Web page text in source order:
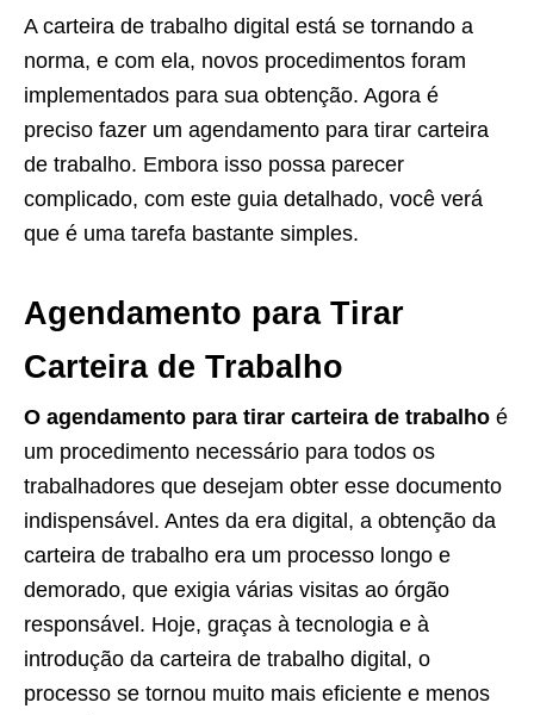
A carteira de trabalho digital está se tornando a
norma, e com ela, novos procedimentos foram
implementados para sua obtenção. Agora é
preciso fazer um agendamento para tirar carteira
de trabalho. Embora isso possa parecer
complicado, com este guia detalhado, você verá
que é uma tarefa bastante simples.
Agendamento para Tirar
Carteira de Trabalho
O agendamento para tirar carteira de trabalho é
um procedimento necessário para todos os
trabalhadores que desejam obter esse documento
indispensável. Antes da era digital, a obtenção da
carteira de trabalho era um processo longo e
demorado, que exigia várias visitas ao órgão
responsável. Hoje, graças à tecnologia e à
introdução da carteira de trabalho digital, o
processo se tornou muito mais eficiente e menos